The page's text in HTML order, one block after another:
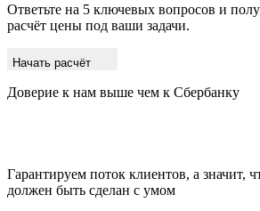
Ответьте на 5 ключевых вопросов и
расчёт цены под ваши задачи.
Начать расчёт
Доверие к нам выше чем к Сбербанку
Гарантируем поток клиентов, а значит,
должен быть сделан с умом